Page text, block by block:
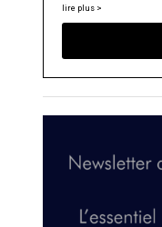
lire plus >